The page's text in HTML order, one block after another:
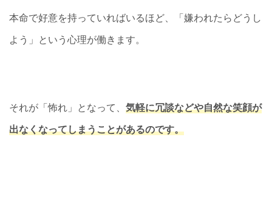
本命で好意を持っていればいるほど、「嫌われたらどうし
よう」という心理が働きます。
それが「怖れ」となって、 気軽に冗談などや自然な笑顔が
出なくなってしまうことがあるのです。